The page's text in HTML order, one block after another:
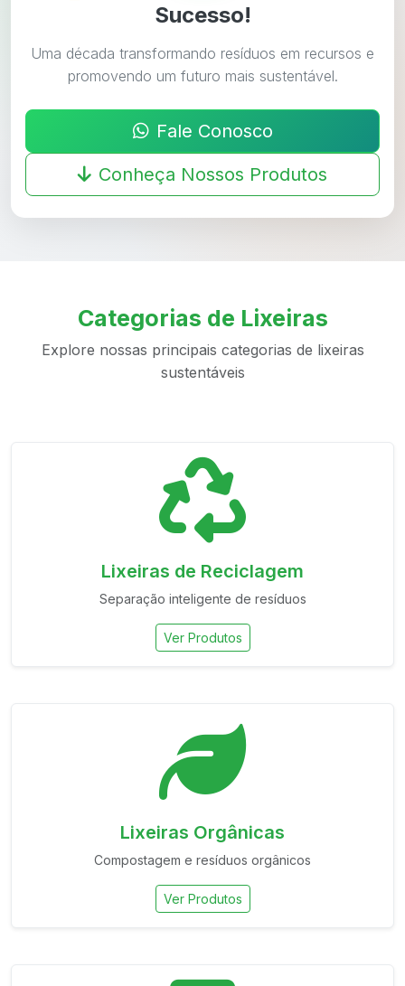
Sucesso!
Uma década transformando resíduos em recursos e
promovendo um futuro mais sustentável.
Fale Conosco
Conheça Nossos Produtos
Categorias de Lixeiras
Explore nossas principais categorias de lixeiras
sustentáveis
Lixeiras de Reciclagem
Separação inteligente de resíduos
Ver Produtos
Lixeiras Orgânicas
Compostagem e resíduos orgânicos
Ver Produtos